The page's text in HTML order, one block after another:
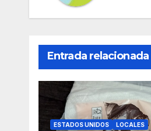
Entrada relacionada
ESTADOS UNIDOS LOCALES